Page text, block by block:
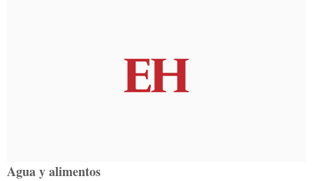
Agua y alimentos